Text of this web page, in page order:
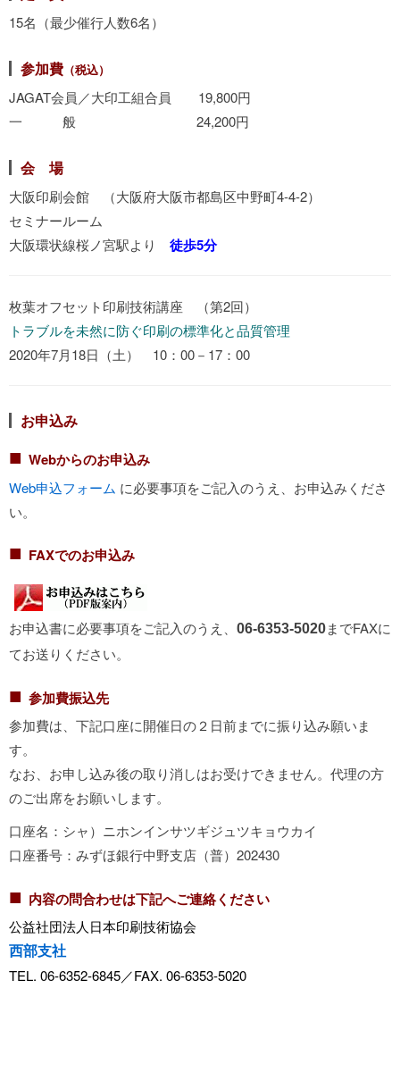
15名（最少催行人数6名）
参加費 （税込）
JAGAT会員／大印工組合員 19,800円
一 般 24,200円
会 場
大阪印刷会館 （大阪府大阪市都島区中野町4-4-2）
セミナールーム
大阪環状線桜ノ宮駅より 徒歩5分
枚葉オフセット印刷技術講座 （第2回）
トラブルを未然に防ぐ印刷の標準化と品質管理
2020年7月18日（土） 10：00－17：00
お申込み
■ Webからのお申込み
Web申込フォーム に必要事項をご記入のうえ、お申込みくださ
い。
■ FAXでのお申込み
お申込書に必要事項をご記入のうえ、 06-6353-5020までFAXに
てお送りください。
■ 参加費振込先
参加費は、下記口座に開催日の２日前までに振り込み願いま
す。
なお、お申し込み後の取り消しはお受けできません。代理の方
のご出席をお願いします。
口座名：シャ）ニホンインサツギジュツキョウカイ
口座番号：みずほ銀行中野支店（普）202430
■ 内容の問合わせは下記へご連絡ください
公益社団法人日本印刷技術協会
西部支社
TEL. 06-6352-6845／FAX. 06-6353-5020